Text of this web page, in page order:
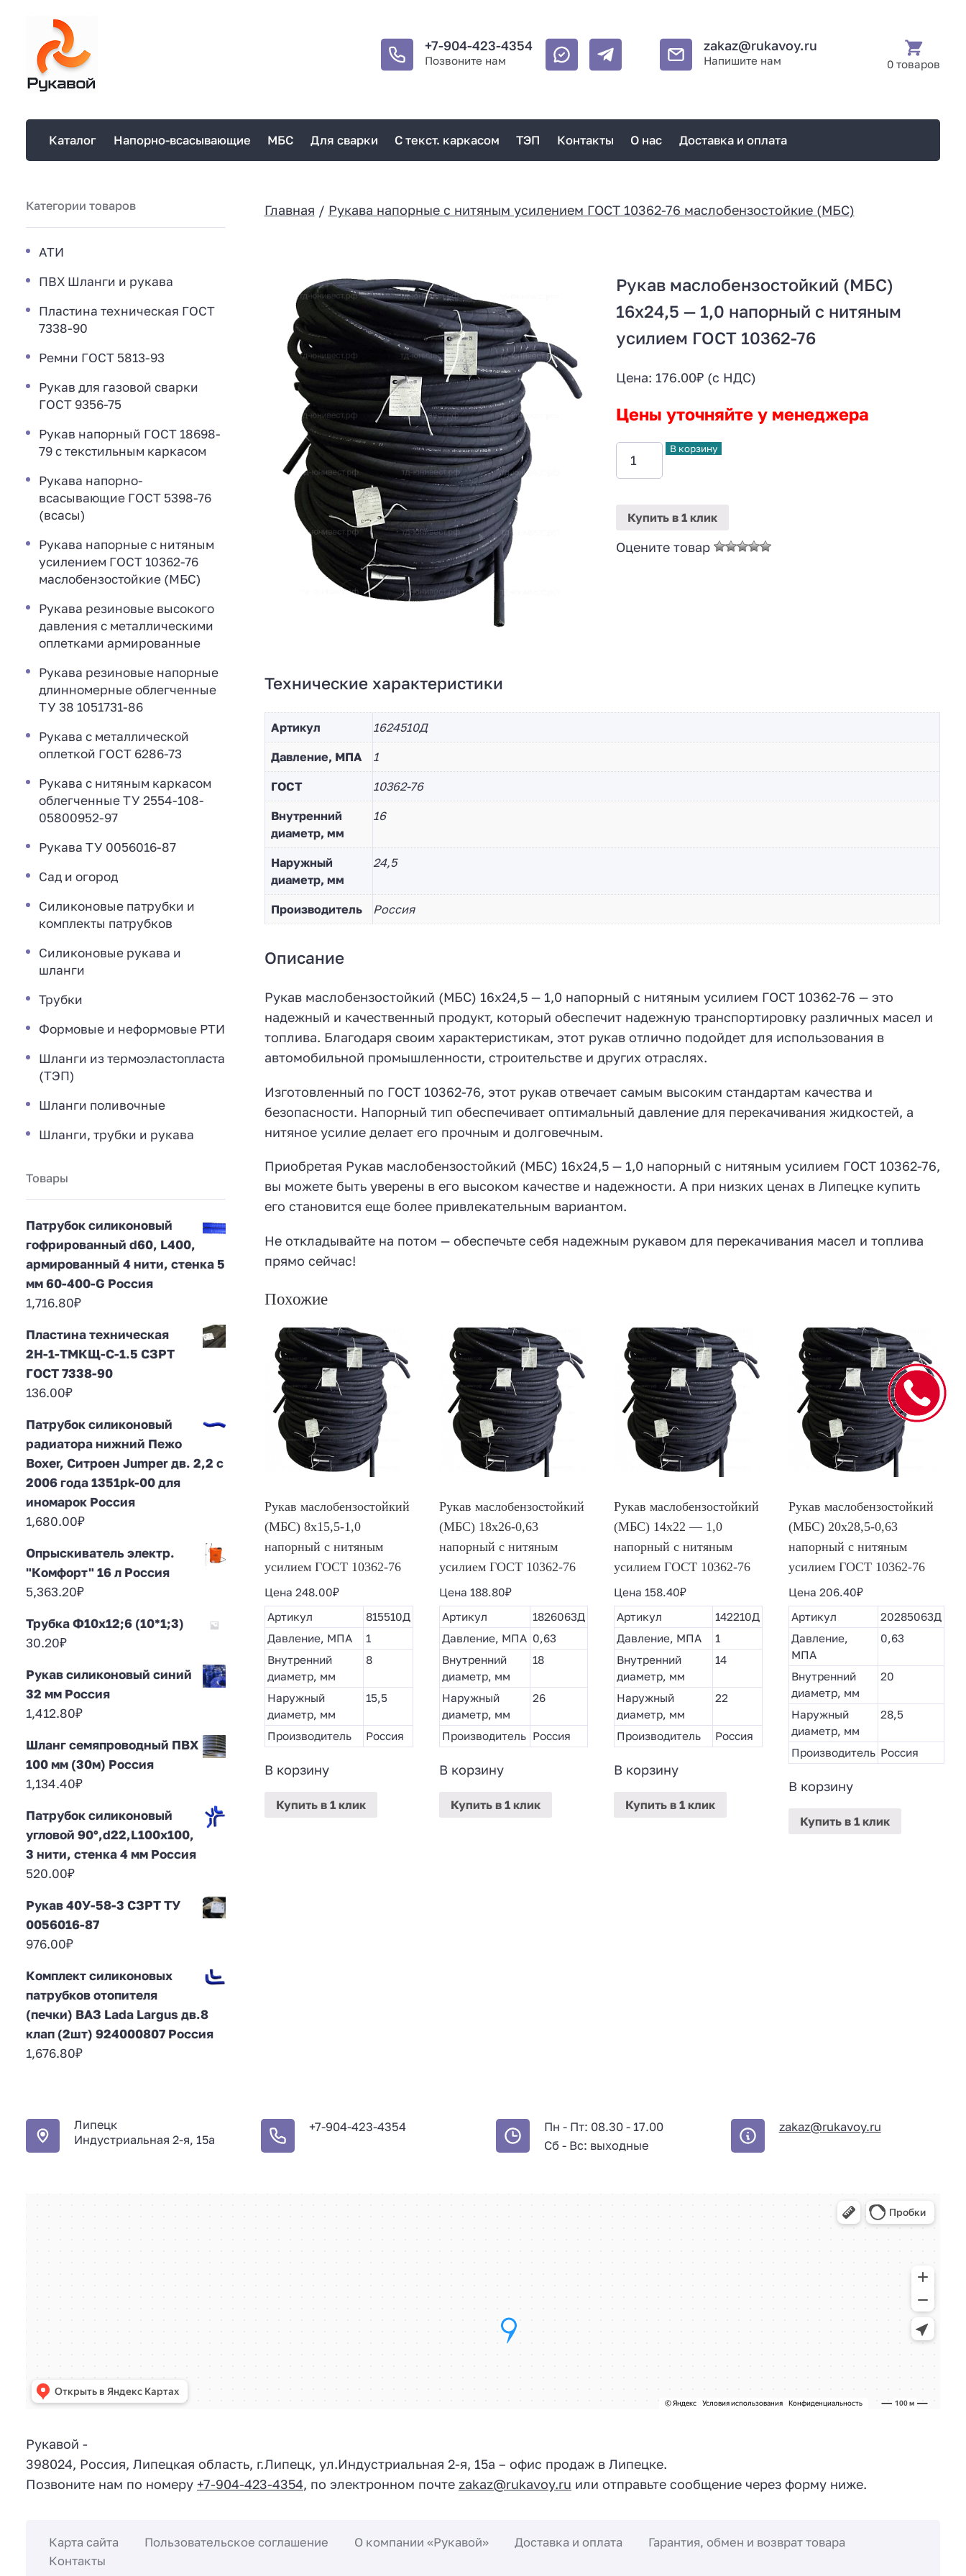
+7-904-423-4354
Позвоните нам
zakaz@rukavoy.ru
Напишите нам 0 товаров
Каталог Напорно-всасывающие МБС Для сварки С текст. каркасом ТЭП Контакты О нас Доставка и оплата
Главная / Рукава напорные с нитяным усилением ГОСТ 10362-76 маслобензостойкие (МБС)
Рукав маслобензостойкий (МБС)
16х24,5 — 1,0 напорный с нитяным
усилием ГОСТ 10362-76
Цена: 176.00₽(с НДС)
Цены уточняйте у менеджера
В корзину
Купитьв 1 клик
Оцените товар
Технические характеристики
Артикул 1624510Д
Давление, МПА 1
ГОСТ 10362-76
Внутренний
диаметр, мм
16
Наружный
диаметр, мм
24,5
Производитель Россия
Описание
Рукав маслобензостойкий (МБС) 16х24,5 — 1,0 напорный с нитяным усилием ГОСТ 10362-76 — это
надежный и качественный продукт, который обеспечит надежную транспортировку различных масел и
топлива. Благодаря своим характеристикам, этот рукав отлично подойдет для использования в
автомобильной промышленности, строительстве и других отраслях.
Изготовленный по ГОСТ 10362-76, этот рукав отвечает самым высоким стандартам качества и
безопасности. Напорный тип обеспечивает оптимальный давление для перекачивания жидкостей, а
нитяное усилие делает его прочным и долговечным.
Приобретая Рукав маслобензостойкий (МБС) 16х24,5 — 1,0 напорный с нитяным усилием ГОСТ 10362-76,
вы можете быть уверены в его высоком качестве и надежности. А при низких ценах в Липецке купить
его становится еще более привлекательным вариантом.
Не откладывайте на потом — обеспечьте себя надежным рукавом для перекачивания масел и топлива
прямо сейчас!
Похожие
Рукав маслобензостойкий
(МБС) 8х15,5-1,0
напорный с нитяным
усилием ГОСТ 10362-76
Цена 248.00₽
Артикул
815510Д
Давление, МПА
1
Внутренний
диаметр, мм
8
Наружный
диаметр, мм
15,5
Производитель Россия
В корзину
Купитьв 1 клик
Рукав маслобензостойкий
(МБС) 18х26-0,63
напорный с нитяным
усилием ГОСТ 10362-76
Цена 188.80₽
Артикул
1826063Д
Давление, МПА 0,63
Внутренний
диаметр, мм
18
Наружный
диаметр, мм
26
Производитель Россия
В корзину
Купитьв 1 клик
Рукав маслобензостойкий
(МБС) 14х22 — 1,0
напорный с нитяным
усилием ГОСТ 10362-76
Цена 158.40₽
Артикул
142210Д
Давление, МПА
1
Внутренний
диаметр, мм
14
Наружный
диаметр, мм
22
Производитель Россия
В корзину
Купитьв 1 клик
Рукав маслобензостойкий
(МБС) 20х28,5-0,63
напорный с нитяным
усилием ГОСТ 10362-76
Цена 206.40₽
Артикул
20285063Д
Давление,
МПА
0,63
Внутренний
диаметр, мм
20
Наружный
диаметр, мм
28,5
Производитель Россия
В корзину
Купить в 1 клик
Категории товаров
АТИ
ПВХ Шланги и рукава
Пластина техническая ГОСТ
7338-90
Ремни ГОСТ 5813-93
Рукав для газовой сварки
ГОСТ 9356-75
Рукав напорный ГОСТ 18698-
79 с текстильным каркасом
Рукава напорно-
всасывающие ГОСТ 5398-76
(всасы)
Рукава напорные с нитяным
усилением ГОСТ 10362-76
маслобензостойкие (МБС)
Рукава резиновые высокого
давления с металлическими
оплетками армированные
Рукава резиновые напорные
длинномерные облегченные
ТУ 38 1051731-86
Рукава с металлической
оплеткой ГОСТ 6286-73
Рукава с нитяным каркасом
облегченные ТУ 2554-108-
05800952-97
Рукава ТУ 0056016-87
Сад и огород
Силиконовые патрубки и
комплекты патрубков
Силиконовые рукава и
шланги
Трубки
Формовые и неформовые РТИ
Шланги из термоэластопласта
(ТЭП)
Шланги поливочные
Шланги, трубки и рукава
Товары
Патрубок силиконовый
гофрированный d60, L400,
армированный 4 нити, стенка 5
мм 60-400-G Россия
1,716.80₽
Пластина техническая
2Н-1-ТМКЩ-С-1.5 СЗРТ
ГОСТ 7338-90
136.00₽
Патрубок силиконовый
радиатора нижний Пежо
Boxer, Ситроен Jumper дв. 2,2 с
2006 года 1351pk-00 для
иномарок Россия
1,680.00₽
Опрыскиватель электр.
"Комфорт" 16 л Россия
5,363.20₽
Трубка Ф10х12;6 (10*1;3)
30.20₽
Рукав силиконовый синий
32 мм Россия
1,412.80₽
Шланг семяпроводный ПВХ
100 мм (30м) Россия
1,134.40₽
Патрубок силиконовый
угловой 90°,d22,L100x100,
3 нити, стенка 4 мм Россия
520.00₽
Рукав 40У-58-3 СЗРТ ТУ
0056016-87
976.00₽
Комплект силиконовых
патрубков отопителя
(печки) ВАЗ Lada Largus дв.8
клап (2шт) 924000807 Россия
1,676.80₽
Липецк
Индустриальная 2-я, 15а
+7-904-423-4354
Пн - Пт: 08.30 - 17.00
Сб - Вс: выходные
zakaz@rukavoy.ru
Рукавой -
398024, Россия, Липецкая область, г.Липецк, ул.Индустриальная 2-я, 15а – офис продаж в Липецке.
Позвоните нам по номеру +7-904-423-4354, по электронном почте zakaz@rukavoy.ru или отправьте сообщение через форму ниже.
Карта сайта Пользовательское соглашение О компании «Рукавой» Доставка и оплата
Гарантия, обмен и возврат товара
Контакты